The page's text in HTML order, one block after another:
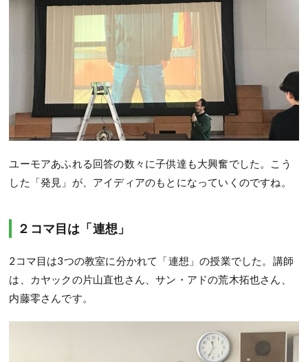
ユーモアあふれる回答の数々に子供達も大興奮でした。こう
した「発見」が、アイディアのもとになっていくのですね。
２コマ目は「連想」
2コマ目は3つの教室に分かれて「連想」の授業でした。講師
は、カヤックの片山直也さん、サン・アドの荒木拓也さん、
内藤零さんです。